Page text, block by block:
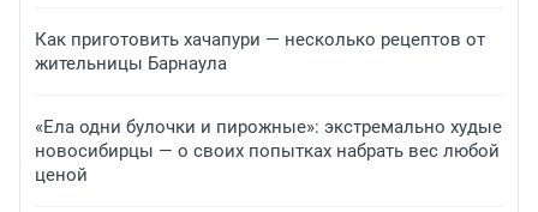
Как приготовить хачапури — несколько рецептов от
жительницы Барнаула
«Ела одни булочки и пирожные»: экстремально худые
новосибирцы — о своих попытках набрать вес любой
ценой